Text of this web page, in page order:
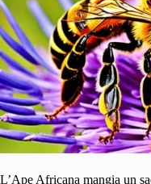
L’Ape Africana mangia un